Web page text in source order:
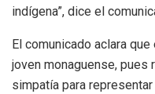
indígena”, dice el
El comunicado aclara
joven monaguense, pues
simpatía para